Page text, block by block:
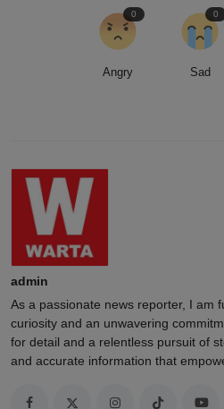
Angry
0
Sad
0
admin
As a passionate news reporter, I am
curiosity and an unwavering
for detail and a relentless pursuit of
and accurate information that